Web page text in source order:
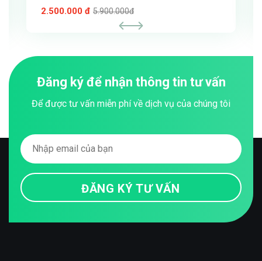
2.500.000 đ 5.900.000đ
Đăng ký để nhận thông tin tư vấn
Để được tư vấn miễn phí về dịch vụ của chúng tôi